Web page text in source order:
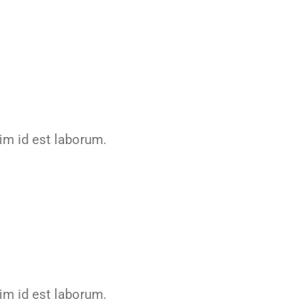
id est laborum.
id est laborum.